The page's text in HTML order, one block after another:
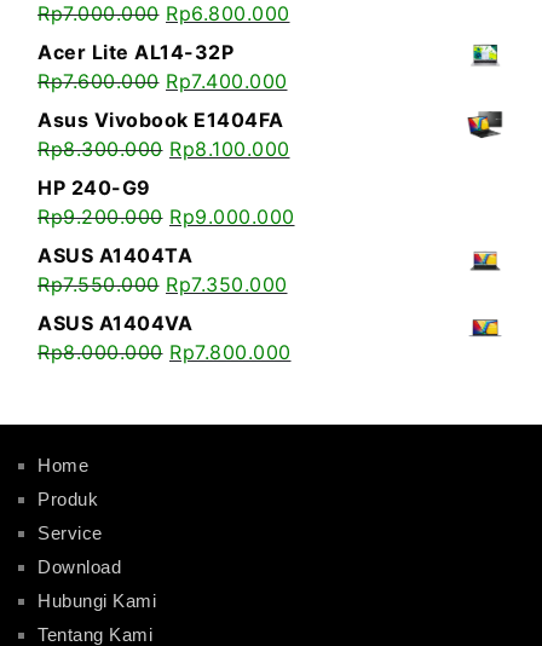
Rp7.000.000 Rp6.800.000
Acer Lite AL14-32P
Rp7.600.000 Rp7.400.000
Asus Vivobook E1404FA
Rp8.300.000 Rp8.100.000
HP 240-G9
Rp9.200.000 Rp9.000.000
ASUS A1404TA
Rp7.550.000 Rp7.350.000
ASUS A1404VA
Rp8.000.000 Rp7.800.000
Home
Produk
Service
Download
Hubungi Kami
Tentang Kami